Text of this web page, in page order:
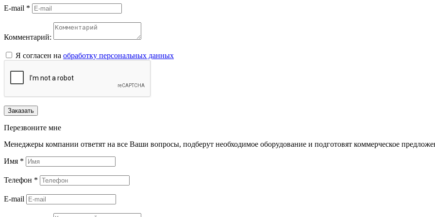
E-mail *
Комментарий:
Я согласен на обработку персональных данных
Заказать
Перезвоните мне
Менеджеры компании ответят на все Ваши вопросы, подберут необходимое оборудование и подготовят коммерческое
Имя *
Телефон *
E-mail